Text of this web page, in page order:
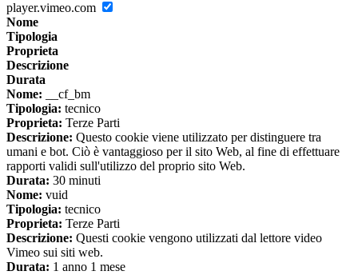
player.vimeo.com
Nome
Tipologia
Proprieta
Descrizione
Durata
Nome: __cf_bm
Tipologia: tecnico
Proprieta: Terze Parti
Descrizione: Questo cookie viene utilizzato per distinguere tra
umani e bot. Ciò è vantaggioso per il sito Web, al fine di effettuare
rapporti validi sull'utilizzo del proprio sito Web.
Durata: 30 minuti
Nome: vuid
Tipologia: tecnico
Proprieta: Terze Parti
Descrizione: Questi cookie vengono utilizzati dal lettore video
Vimeo sui siti web.
Durata: 1 anno 1 mese